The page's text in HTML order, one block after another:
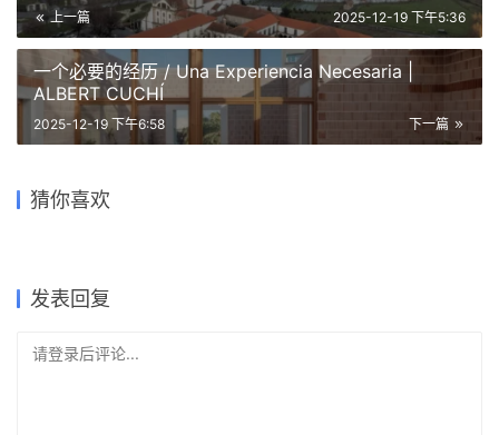
上一篇 2025-12-19 下午5:36
一个必要的经历 / Una Experiencia Necesaria |
ALBERT CUCHÍ
下一篇
2025-12-19 下午6:58
猜你喜欢
House | SANAA
CASA EN EL MAIGMÓ /
两座房子 / House+House |
巴西贝萨雷斯保护区两座房子
| 曼努埃尔·塞万提斯｜Manuel
发表回复
请登录后评论...